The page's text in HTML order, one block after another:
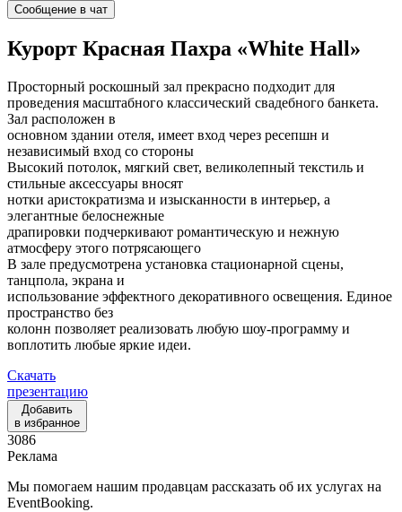
Сообщение в чат
Курорт Красная Пахра «White Hall»
Просторный роскошный зал прекрасно подходит для
проведения масштабного классический свадебного банкета.
Зал расположен в
основном здании отеля, имеет вход через ресепшн и
независимый вход со стороны
Высокий потолок, мягкий свет, великолепный текстиль и
стильные аксессуары вносят
нотки аристократизма и изысканности в интерьер, а
элегантные белоснежные
драпировки подчеркивают романтическую и нежную
атмосферу этого потрясающего
В зале предусмотрена установка стационарной сцены,
танцпола, экрана и
использование эффектного декоративного освещения. Единое
пространство без
колонн позволяет реализовать любую шоу-программу и
воплотить любые яркие идеи.
Скачать
презентацию
Добавить
в избранное
3086
Реклама
Мы помогаем нашим продавцам рассказать об их услугах на
EventBooking.